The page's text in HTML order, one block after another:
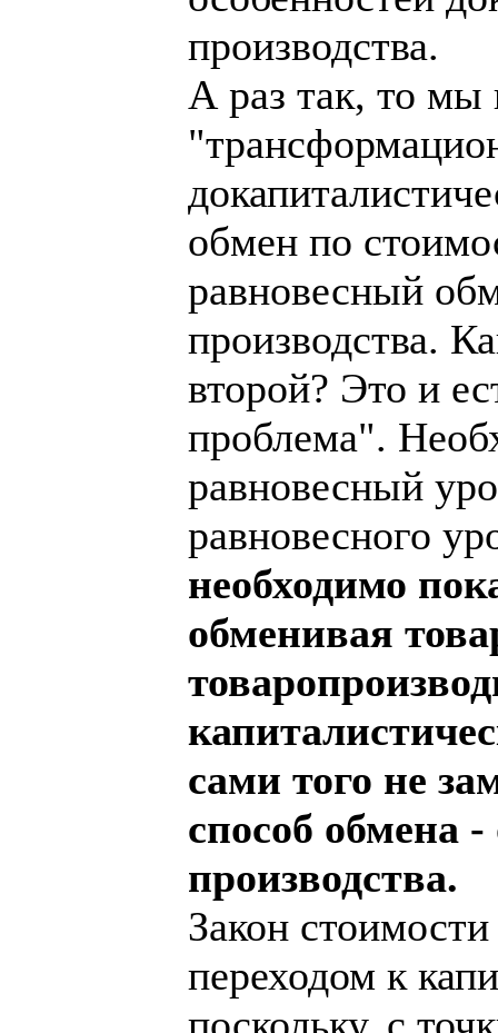
производства.
А раз так, то мы
обмен по
равновесный
производства.
второй? Это и
проблема".
равновесный
равновесного
необходимо
обменивая
сами того не
способ обмена
производства.
Закон
переходом к